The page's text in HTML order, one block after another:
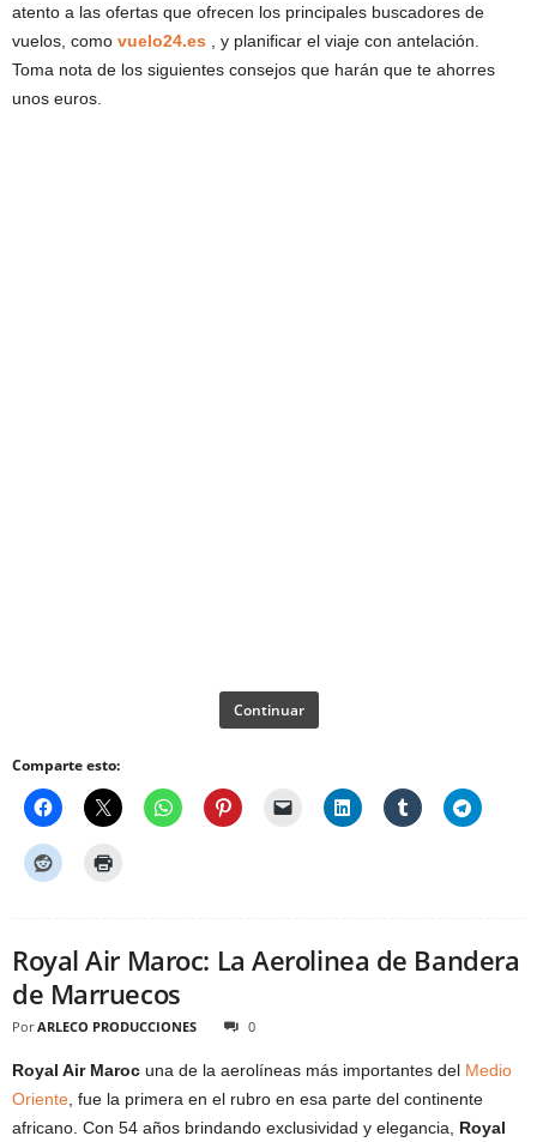
atento a las ofertas que ofrecen los principales buscadores de
vuelos, como vuelo24.es , y planificar el viaje con antelación.
Toma nota de los siguientes consejos que harán que te ahorres
unos euros.
Continuar
Comparte esto:
Royal Air Maroc: La Aerolinea de Bandera
de Marruecos
Por ARLECO PRODUCCIONES 0
Royal Air Maroc una de la aerolíneas más importantes del Medio
Oriente , fue la primera en el rubro en esa parte del continente
africano. Con 54 años brindando exclusividad y elegancia, Royal